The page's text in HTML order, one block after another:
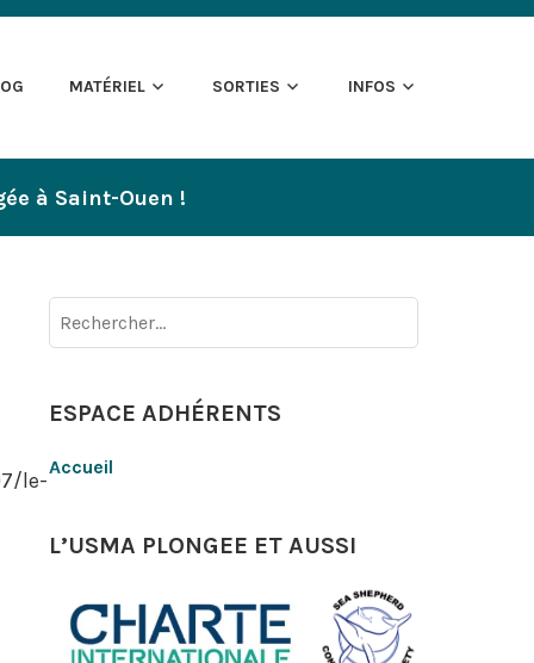
MATÉRIEL SORTIES INFOS
à Saint-Ouen !
Rechercher :
ESPACE ADHÉRENTS
Accueil
L’USMA PLONGEE ET AUSSI